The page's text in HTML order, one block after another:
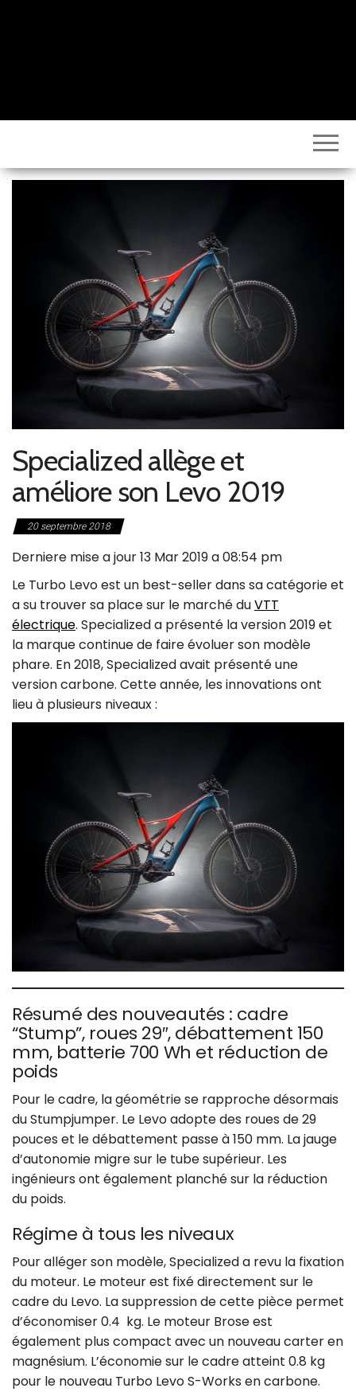
Specialized allège et
améliore son Levo 2019
20 septembre 2018
Derniere mise a jour 13 Mar 2019 a 08:54 pm
Le Turbo Levo est un best-seller dans sa catégorie et
a su trouver sa place sur le marché duVTT
électrique. Specialized a présenté la version 2019 et
la marque continue de faire évoluer son modèle
phare. En 2018, Specialized avait présenté une
version carbone. Cette année, les innovations ont
lieu à plusieurs niveaux :
Résumé des nouveautés : cadre
“Stump”, roues 29″, débattement 150
mm, batterie 700 Wh et réduction de
poids
Pour le cadre, la géométrie se rapproche désormais
du Stumpjumper. Le Levo adopte des roues de 29
pouces et le débattement passe à 150 mm. La jauge
d’autonomie migre sur le tube supérieur. Les
ingénieurs ont également planché sur la réduction
du poids.
Régime à tous les niveaux
Pour alléger son modèle, Specialized a revu la fixation
du moteur. Le moteur est fixé directement sur le
cadre du Levo. La suppression de cette pièce permet
d’économiser 0.4 kg. Le moteur Brose est
également plus compact avec un nouveau carter en
magnésium. L’économie sur le cadre atteint 0.8 kg
pour le nouveau Turbo Levo S-Works en carbone.